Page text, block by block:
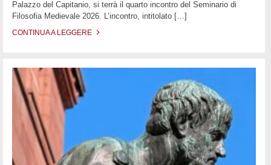
Palazzo del Capitanio, si terrà il quarto incontro del Seminario di
Filosofia Medievale 2026. L’incontro, intitolato […]
CONTINUA A LEGGERE